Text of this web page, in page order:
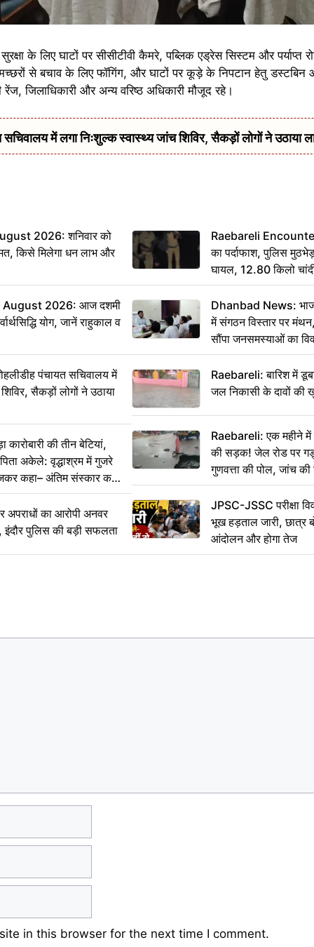
के लिए घाटों पर सीसीटीवी कैमरे, पब्लिक एड्रेस सिस्टम और पर्याप्त
मच्छरों से बचाव के लिए फॉगिंग, और घाटों पर कूड़े के निपटान हेतु
जिलाधिकारी और अन्य वरिष्ठ अधिकारी मौजूद रहे।
में लगा निःशुल्क स्वास्थ्य जांच शिविर, सैकड़ों लोगों ने उठाया
2026: शनिवार को
किसे मिलेगा धन लाभ और
2026: आज दशमी
योग, जानें राहुकाल व
पंचायत सचिवालय में
सैकड़ों लोगों ने उठाया
की तीन बेटियां,
अकेले: वृद्धाश्रम में गुजरे
कहा– अंतिम संस्कार कर
अपराधों का आरोपी अनवर
इंदौर पुलिस की बड़ी सफलता
Raebareli
का पर्दाफाश, पुलिस
घायल, 12.80 किलो
Dhanbad News:
में संगठन विस्तार पर
सौंपा जनसमस्याओं का
Raebareli: बारिश में
जल निकासी के दावों की
Raebareli: एक महीने
की सड़क! जेल रोड पर
गुणवत्ता की पोल, जांच की
JPSC-JSSC परीक्षा
भूख हड़ताल जारी, छात्र
आंदोलन और होगा तेज
in this browser for the next time I comment.